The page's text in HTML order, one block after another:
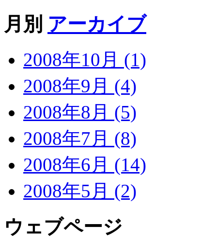
月別 アーカイブ
2008年10月 (1)
2008年9月 (4)
2008年8月 (5)
2008年7月 (8)
2008年6月 (14)
2008年5月 (2)
ウェブページ